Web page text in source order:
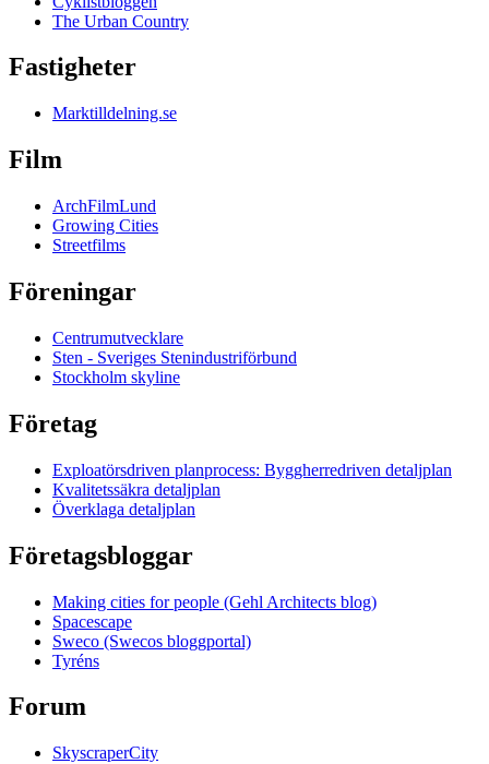
The Urban Country
Fastigheter
Marktilldelning.se
Film
ArchFilmLund
Growing Cities
Streetfilms
Föreningar
Centrumutvecklare
Sten - Sveriges Stenindustriförbund
Stockholm skyline
Företag
Exploatörsdriven planprocess: Byggherredriven detaljplan
Kvalitetssäkra detaljplan
Överklaga detaljplan
Företagsbloggar
Making cities for people (Gehl Architects blog)
Spacescape
Sweco (Swecos bloggportal)
Tyréns
Forum
SkyscraperCity